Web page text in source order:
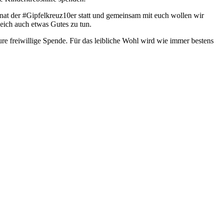
der #Gipfelkreuz10er statt und gemeinsam mit euch wollen wir
auch etwas Gutes zu tun.
freiwillige Spende. Für das leibliche Wohl wird wie immer bestens